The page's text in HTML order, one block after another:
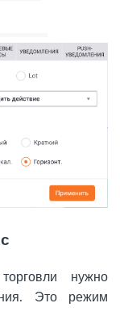
нужно
Это режим